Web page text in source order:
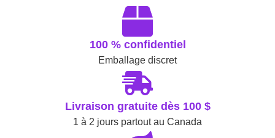
100 % confidentiel
Emballage discret
Livraison gratuite dès 100 $
1 à 2 jours partout au Canada